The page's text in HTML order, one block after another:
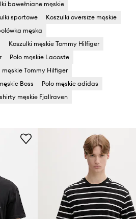
bawełniane męskie
sportowe
Koszulki oversize męskie
męska
Koszulki męskie Tommy Hilfiger
Polo męskie Lacoste
męskie Tommy Hilfiger
Boss
Polo męskie adidas
męskie Fjallraven